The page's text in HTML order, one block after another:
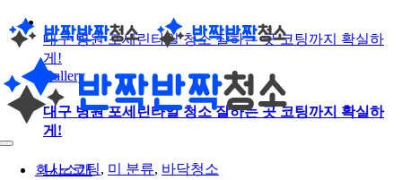
콘
텐
로
건
너
Toggle
Navigation회사소개
대구 병원 포세린타일 청소 잘하는 곳 코팅까지 확실하
게!
Gallery
대구 병원 포세린타일 청소 잘하는 곳 코팅까지 확실하
게!
나노코팅, 미 분류, 바닥청소